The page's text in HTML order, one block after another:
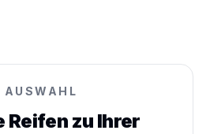
AUSWAHL
Reifen zu Ihrer